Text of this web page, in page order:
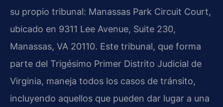
su propio tribunal: Manassas Park Circuit Court,
ubicado en 9311 Lee Avenue, Suite 230,
Manassas, VA 20110. Este tribunal, que forma
parte del Trigésimo Primer Distrito Judicial de
Virginia, maneja todos los casos de tránsito,
incluyendo aquellos que pueden dar lugar a una